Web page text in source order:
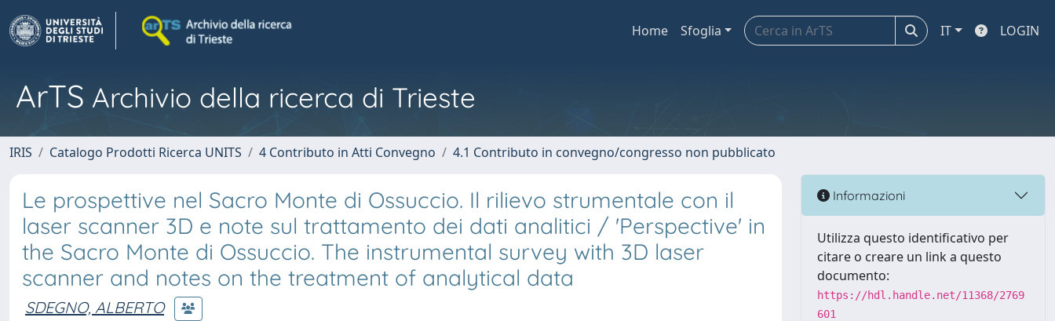
Home Sfoglia IT LOGIN
ArTS Archivio della ricerca di Trieste
IRIS Catalogo Prodotti Ricerca UNITS 4 Contributo in Atti Convegno 4.1 Contributo in convegno/congresso non pubblicato
Le prospettive nel Sacro Monte di Ossuccio. Il rilievo strumentale con il
laser scanner 3D e note sul trattamento dei dati analitici / 'Perspective' in
the Sacro Monte di Ossuccio. The instrumental survey with 3D laser
scanner and notes on the treatment of analytical data
SDEGNO, ALBERTO
Informazioni
Utilizza questo identificativo per
citare o creare un link a questo
documento:
https://hdl.handle.net/11368/2769
601